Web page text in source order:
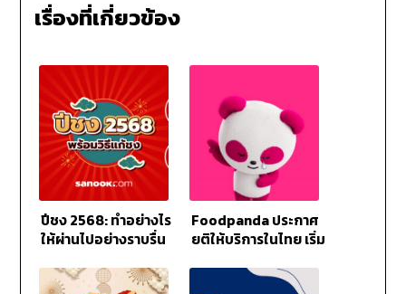
เรื่องที่เกี่ยวข้อง
ปีชง 2568: ทำอย่างไร
ให้ผ่านไปอย่างราบรื่น
Foodpanda ประกาศ
ยุติให้บริการในไทย เริ่ม